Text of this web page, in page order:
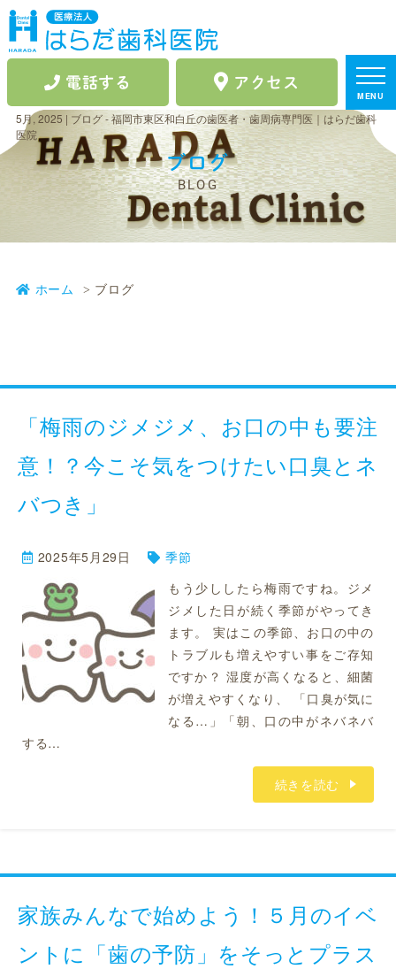
電話する アクセス
MENU
5月, 2025 | ブログ - 福岡市東区和白丘の歯医者・歯周病専門医｜はらだ歯科
医院
ブログ
BLOG
ホーム ブログ
「梅雨のジメジメ、お口の中も要注
意！？今こそ気をつけたい口臭とネ
バつき」
2025年5月29日
季節
もう少ししたら梅雨ですね。ジメ
ジメした日が続く季節がやってき
ます。 実はこの季節、お口の中の
トラブルも増えやすい事をご存知
ですか？ 湿度が高くなると、細菌
が増えやすくなり、 「口臭が気に
なる…」「朝、口の中がネバネバ
する…
続きを読む
家族みんなで始めよう！５月のイベ
ントに「歯の予防」をそっとプラス